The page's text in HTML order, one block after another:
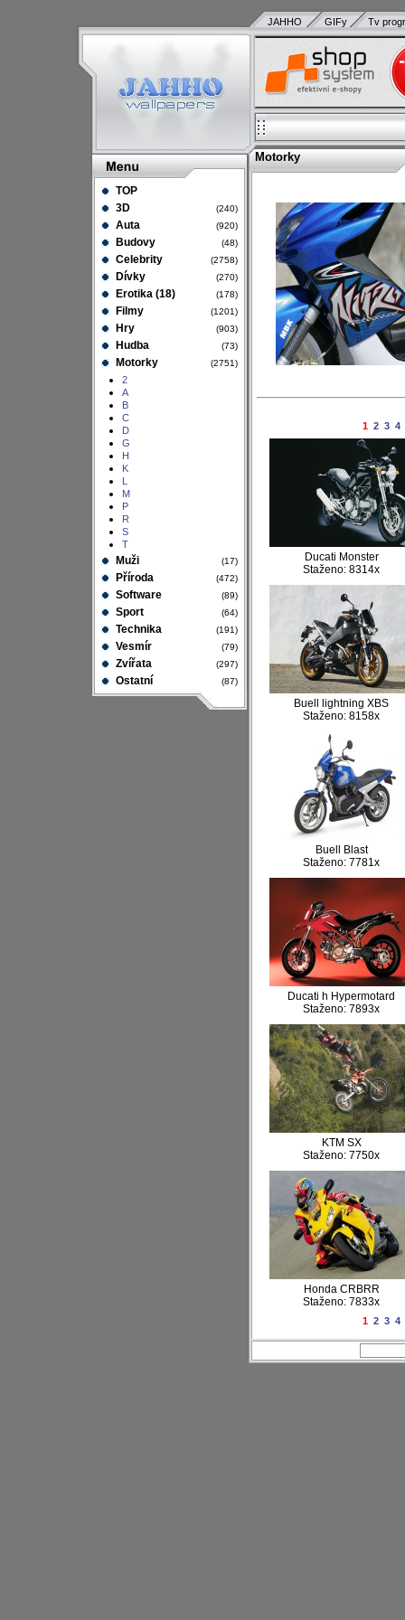
TOP
3D
(240)
Auta (920)
Budovy (48)
Celebrity (2758)
Dívky (270)
Erotika (18) (178)
Filmy (1201)
Hry (903)
Hudba (73)
Motorky (2751)
2
A
B
C
D
G
H
K
L
M
P
R
S
T
Muži (17)
Příroda (472)
Software (89)
Sport (64)
Technika (191)
Vesmír (79)
Zvířata (297)
Ostatní (87)
JAHHO GIFy Tv
Motorky
1 2 3 4
Ducati Monster
Staženo: 8314x
Buell lightning XBS
Staženo: 8158x
Buell Blast
Staženo: 7781x
Ducati h Hypermotard
Staženo: 7893x
KTM SX
Staženo: 7750x
Honda CRBRR
Staženo: 7833x
1 2 3 4